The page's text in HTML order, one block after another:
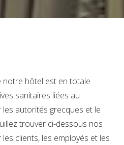
hôtel est en totale
sanitaires liées au
autorités grecques et le
trouver ci-dessous nos
clients, les employés et les